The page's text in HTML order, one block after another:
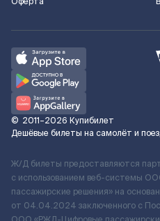
© 2011–2026 Купибилет
Дешёвые билеты на самолёт и
Ж/Д билеты предоставляются
с использованием веб-системы
пассажирские решения» на
от 04.04.2024 заключенного с